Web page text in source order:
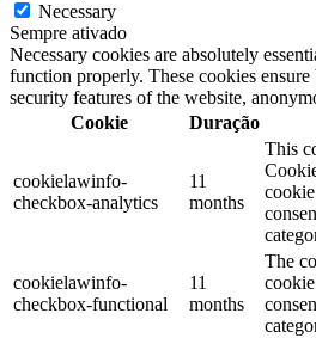
Necessary
Sempre ativado
Necessary cookies are absolutely
function properly. These cookies
security features of the website,
Cookie
Duração
cookielawinfo-
checkbox-analytics
11
months
This
cookielawinfo-
checkbox-functional
11
months
The